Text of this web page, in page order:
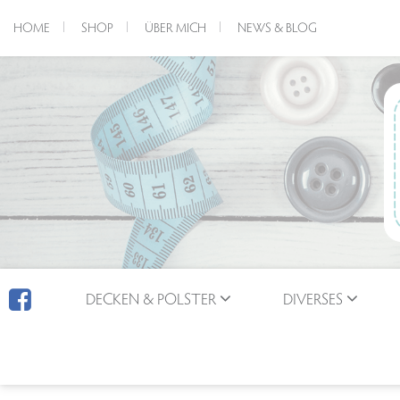
HOME SHOP ÜBER MICH NEWS & BLOG
DECKEN & POLSTER DIVERSES